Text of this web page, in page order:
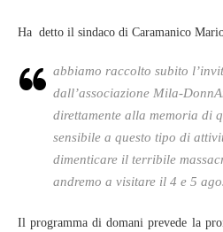
Ha detto il sindaco di Caramanico
abbiamo raccolto subito
dall’associazione Mila-
direttamente alla memoria di
sensibile a questo tipo di
dimenticare il terribile
andremo a visitare il 4 e 5
Il programma di domani prevede la